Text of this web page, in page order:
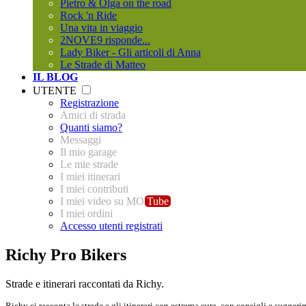
Pietro & Olga on the road
Rock 'n Ride
Una vita in viaggio
2NOVE9 risponde...
Lady Biker - Gli articoli di Anna
Le Strade di Matteo
IL BLOG
UTENTE
Registrazione
Amici di strada
Quanti siamo?
Messaggi
Il mio garage
Le mie strade
I miei itinerari
I miei contributi
I miei video su MO Tube
I miei ordini
Accesso utenti registrati
Richy Pro Bikers
Strade e itinerari raccontati da Richy.